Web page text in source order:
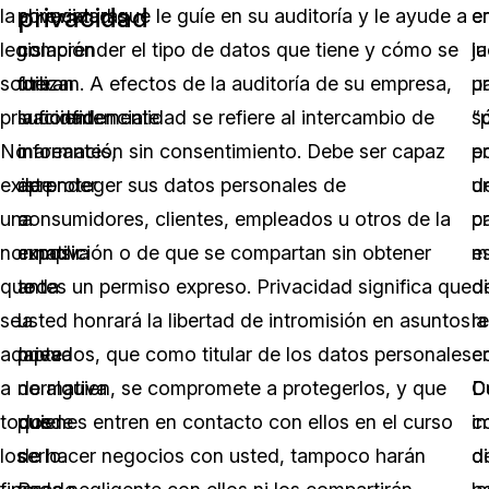
la
legislación
sobre
privacidad.
No
existe
una
normativa
que
se
adapte
a
todos
los
privacidad
abreviaturas
no
fueran
suficientemente
mareantes,
aprender
a
cumplir
toda
la
nueva
normativa
puede
serlo.
privacidad que le guíe en su auditoría y le ayude a
comprender el tipo de datos que tiene y cómo se
utilizan. A efectos de la auditoría de su empresa,
la confidencialidad se refiere al intercambio de
información sin consentimiento. Debe ser capaz
de proteger sus datos personales de
consumidores, clientes, empleados u otros de la
exposición o de que se compartan sin obtener
antes un permiso expreso. Privacidad significa que
usted honrará la libertad de intromisión en asuntos
privados, que como titular de los datos personales
de alguien, se compromete a protegerlos, y que
quienes entren en contacto con ellos en el curso
de hacer negocios con usted, tampoco harán
la
la